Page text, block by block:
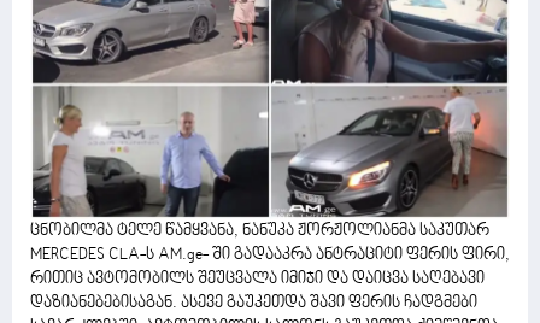
ცნობილმა ტელე წამყვანა, ნანუკა ჟორჟოლიანმა საკუთარ
MERCEDES CLA-ს AM.ge- ში გადააკრა ანტრაციტი ფერის ფირი,
რითიც ავტომობილს შეუცვალა იმიჯი და დაიცვა საღებავი
დაზიანებებისაგან. ასევე გაუკეთდა შავი ფერის ჩადგმები